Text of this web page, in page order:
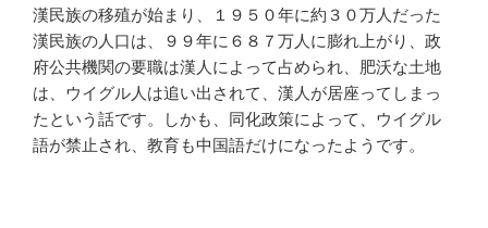
漢民族の移殖が始まり、１９５０年に約３０万人だった
漢民族の人口は、９９年に６８７万人に膨れ上がり、政
府公共機関の要職は漢人によって占められ、肥沃な土地
は、ウイグル人は追い出されて、漢人が居座ってしまっ
たという話です。しかも、同化政策によって、ウイグル
語が禁止され、教育も中国語だけになったようです。